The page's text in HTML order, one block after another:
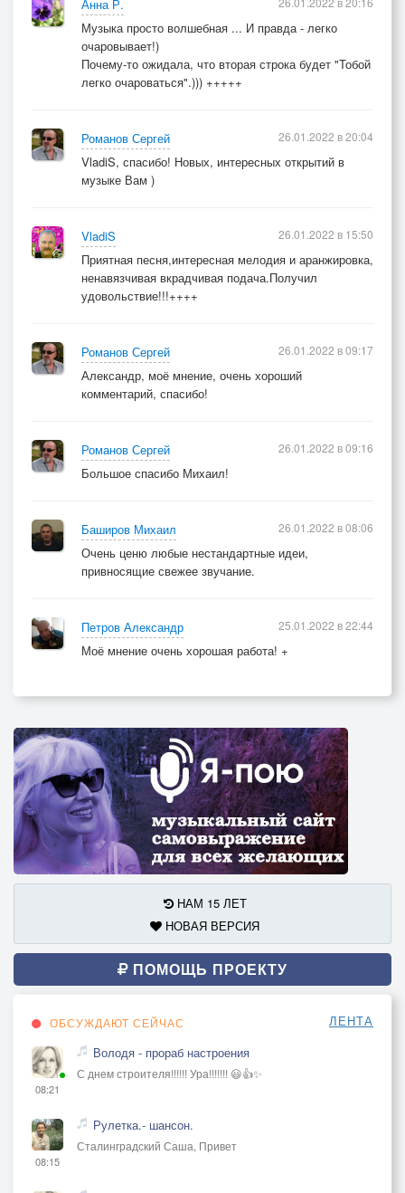
Анна Р.
Музыка просто волшебная ... И правда - легко
очаровывает!)
Почему-то ожидала, что вторая строка будет "Тобой
легко очароваться".))) +++++
Романов Сергей
VladiS, спасибо! Новых, интересных открытий в
музыке Вам )
26.01.2022 в 20:04
VladiS
Приятная песня,интересная мелодия и аранжировка,
ненавязчивая вкрадчивая подача.Получил
удовольствие!!!++++
26.01.2022 в 15:50
Романов Сергей
Александр, моё мнение, очень хороший
комментарий, спасибо!
26.01.2022 в 09:17
Романов Сергей
Большое спасибо Михаил!
26.01.2022 в 09:16
Баширов Михаил
Очень ценю любые нестандартные идеи,
привносящие свежее звучание.
26.01.2022 в 08:06
Петров Александр
Моё мнение очень хорошая работа! +
25.01.2022 в 22:44
НАМ 15 ЛЕТ
НОВАЯ ВЕРСИЯ
ПОМОЩЬ ПРОЕКТУ
ОБСУЖДАЮТ СЕЙЧАС ЛЕНТА
08:21
Володя - прораб настроения
С днем строителя!!!!!! Ура!!!!!!! 😃👍✨
08:15
Рулетка.- шансон.
Сталинградский Саша, Привет